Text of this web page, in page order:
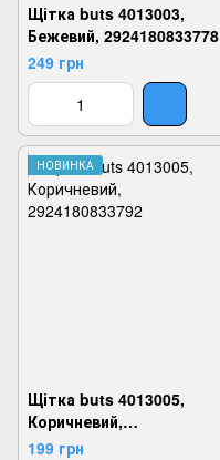
Щітка buts 4013003,
Бежевий, 2924180833778
249 грн
НОВИНКА
Щітка buts 4013005,
Коричневий,
2924180833792
199 грн